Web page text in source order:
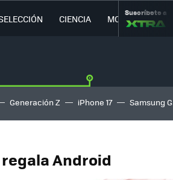
CIENCIA MOVILIDAD
Suscríbete a
Generación Z iPhone 17 Samsung
Android